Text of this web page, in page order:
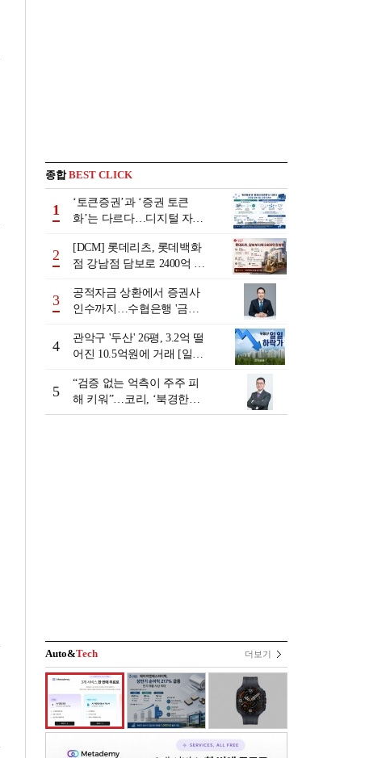
종합BEST CLICK
1
‘토큰증권’과 ‘증권 토큰
화’는 다르다…디지털 자본
2
[DCM] 롯데리츠, 롯데백화
점 강남점 담보로 2400억 조
3
공적자금 상환에서 증권사
인수까지…수협은행 '금융
행 금융그룹의 꿈①]
4
관악구 '두산' 26평, 3.2억 떨
어진 10.5억원에 거래 [일일
5
“검증 없는 억측이 주주 피
해 키워”…코리, ‘북경한미
미수채권 논란’ 정면 반박
Auto&Tech 더보기